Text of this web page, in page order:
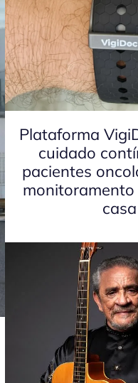
Plataforma
cuidado
pacientes
casa